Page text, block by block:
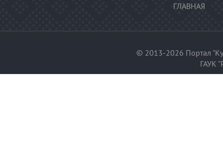
ГЛАВНАЯ
© 2013-2026 Портал
ГАУК